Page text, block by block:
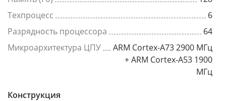
Техпроцесс
6
Разрядность процессора
64
Микроархитектура ЦПУ
ARM Cortex-A73 2900 МГц
+ ARM Cortex-A53 1900
МГц
Конструкция